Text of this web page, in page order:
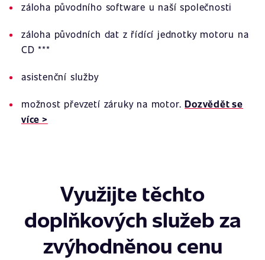
záloha původního software u naší společnosti
záloha původních dat z řídící jednotky motoru na
CD ***
asistenční služby
možnost převzetí záruky na motor.Dozvědět se
více >
Využijte těchto
doplňkových služeb za
zvýhodněnou cenu